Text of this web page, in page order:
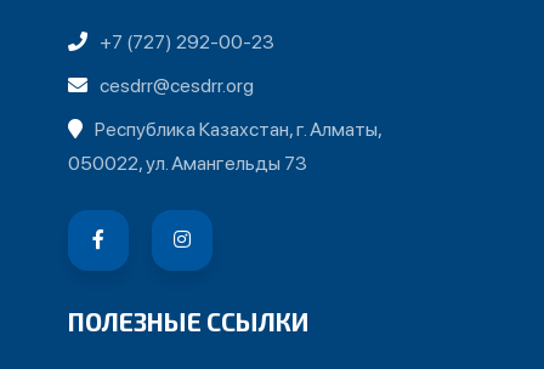
+7 (727) 292-00-23
cesdrr@cesdrr.org
Республика Казахстан, г. Алматы,
050022, ул. Амангельды 73
ПОЛЕЗНЫЕ ССЫЛКИ